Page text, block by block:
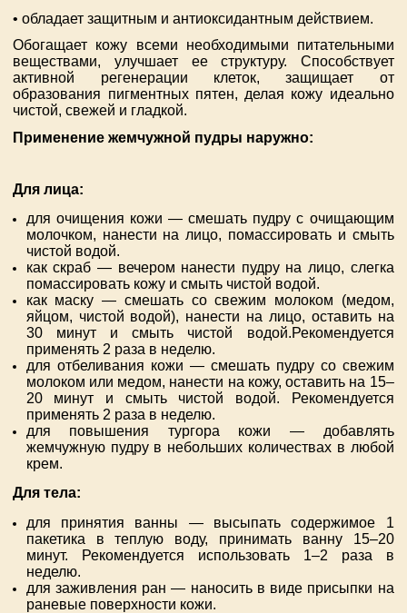
• обладает защитным и антиоксидантным действием.
Обогащает кожу всеми необходимыми питательными
веществами, улучшает ее структуру. Способствует
активной регенерации клеток, защищает от
образования пигментных пятен, делая кожу идеально
чистой, свежей и гладкой.
Применение жемчужной пудры наружно:
Для лица:
для очищения кожи — смешать пудру с очищающим
молочком, нанести на лицо, помассировать и смыть
чистой водой.
как скраб — вечером нанести пудру на лицо, слегка
помассировать кожу и смыть чистой водой.
как маску — смешать со свежим молоком (медом,
яйцом, чистой водой), нанести на лицо, оставить на
30 минут и смыть чистой водой.Рекомендуется
применять 2 раза в неделю.
для отбеливания кожи — смешать пудру со свежим
молоком или медом, нанести на кожу, оставить на 15–
20 минут и смыть чистой водой. Рекомендуется
применять 2 раза в неделю.
для повышения тургора кожи — добавлять
жемчужную пудру в небольших количествах в любой
крем.
Для тела:
для принятия ванны — высыпать содержимое 1
пакетика в теплую воду, принимать ванну 15–20
минут. Рекомендуется использовать 1–2 раза в
неделю.
для заживления ран — наносить в виде присыпки на
раневые поверхности кожи.